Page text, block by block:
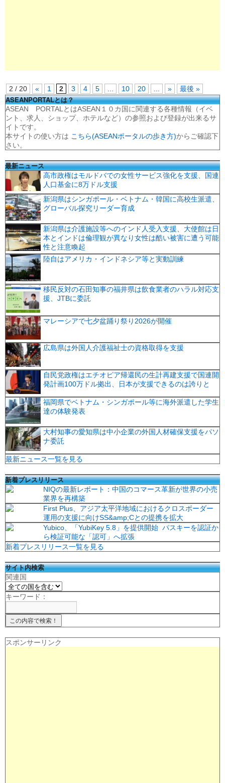
2 / 20 « 1 2 3 4 5 ... 10 20 ... » 最後 »
ASEANPORTALとは？
ASEAN PORTALとはASEAN１０カ国に関連する各種情報（イベ
ント、求人、ショップ、ホテルなど）の参照および登録が出来るサ
イトです。
本サイトの使い方は こちら(ASEANポータルの歩き方)からご確認下
さい。
最新ニュース
高市政権はモルドバでの女性サービス強化を支援、国連
人口基金に8万ドル支援
新潟県はシンガポール・ベトナム・韓国に高校生派遣、
グローバル探究リーダー育成
新潟県は介護施設等へのインド人受入支援、大使館は日
本とインドは倫理観が異なり女性は酷い被害に遭う可能
性と注意喚起
陸自はアメリカ・インドネシア等と実動訓練
移民反対の石田知事の福井県は飲食業者のハラル対応支
援、JTBに委託
マレーシアで七夕盆踊り祭り2026が開催
広島県は外国人介護福祉士の資格取得を支援
自民党政権はエチオピア帰還民の生計再建支援で国連開
発計画100万ドル拠出、日本が支援できるのは誇りと
福岡県でベトナム・シンガポール等に海外派遣した学生
達の体験発表
大村知事の愛知県は中小企業の外国人材確保支援をパソ
ナ委託
最新ニュース一覧を見る
新着プレスリリース
NIQの最新レポート：中国のコマース革新が世界の小売
業界を再構築
First Plus、アジア太平洋地域におけるクロスボーダー
運用の支援に向けSS&amp;Cとの提携を拡大
Yubico、「YubiKey 5.8」を提供開始 パスキーを認証か
ら検証可能な「認可」へ拡張
新着プレスリリース一覧を見る
サイト内検索
関連国
キーワード：
スポンサーリンク